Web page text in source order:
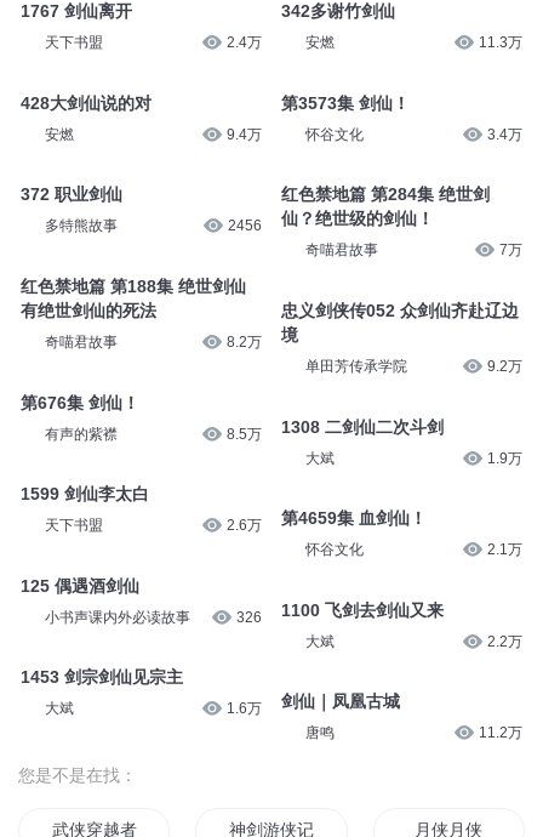
1767 剑仙离开
天下书盟 2.4万
428大剑仙说的对
安燃 9.4万
372 职业剑仙
多特熊故事 2456
红色禁地篇 第188集 绝世剑仙
有绝世剑仙的死法
奇喵君故事 8.2万
第676集 剑仙！
有声的紫襟 8.5万
1599 剑仙李太白
天下书盟 2.6万
125 偶遇酒剑仙
小书声课内外必读故事 326
1453 剑宗剑仙见宗主
大斌 1.6万
342多谢竹剑仙
安燃 11.3万
第3573集 剑仙！
怀谷文化 3.4万
红色禁地篇 第284集 绝世剑
仙？绝世级的剑仙！
奇喵君故事 7万
忠义剑侠传052 众剑仙齐赴辽边
境
单田芳传承学院 9.2万
1308 二剑仙二次斗剑
大斌 1.9万
第4659集 血剑仙！
怀谷文化 2.1万
1100 飞剑去剑仙又来
大斌 2.2万
剑仙｜凤凰古城
唐鸣 11.2万
您是不是在找：
武侠穿越者 神剑游侠记 月侠月侠